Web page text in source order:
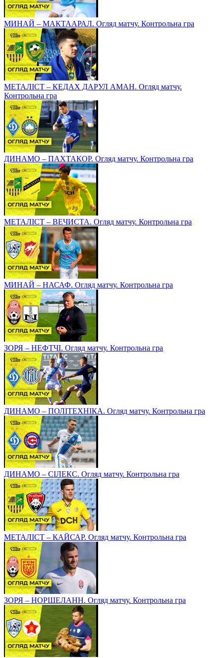
МИНАЙ – МАКТААРАЛ. Огляд матчу. Контрольна гра
МЕТАЛІСТ – КЕДАХ ДАРУЛ АМАН. Огляд матчу.
Контрольна гра
ДИНАМО – ПАХТАКОР. Огляд матчу. Контрольна гра
МЕТАЛІСТ – ВЕЧИСТА. Огляд матчу. Контрольна гра
МИНАЙ – НАСАФ. Огляд матчу. Контрольна гра
ЗОРЯ – НЕФТЧІ. Огляд матчу. Контрольна гра
ДИНАМО – ПОЛІТЕХНІКА. Огляд матчу. Контрольна гра
ДИНАМО – СІЛЕКС. Огляд матчу. Контрольна гра
МЕТАЛІСТ – КАЙСАР. Огляд матчу. Контрольна гра
ЗОРЯ – НОРШЕЛАНН. Огляд матчу. Контрольна гра